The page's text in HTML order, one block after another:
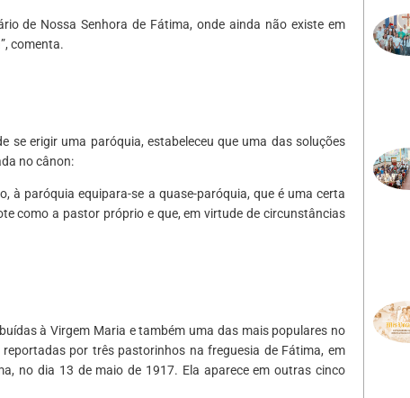
de Nossa Senhora de Fátima, onde ainda não existe em
comenta.
se erigir uma paróquia, estabeleceu que uma das soluções
no cânon:
paróquia equipara-se a quase-paróquia, que é uma certa
como a pastor próprio e que, em virtude de circunstâncias
à Virgem Maria e também uma das mais populares no
por três pastorinhos na freguesia de Fátima, em
no dia 13 de maio de 1917. Ela aparece em outras cinco